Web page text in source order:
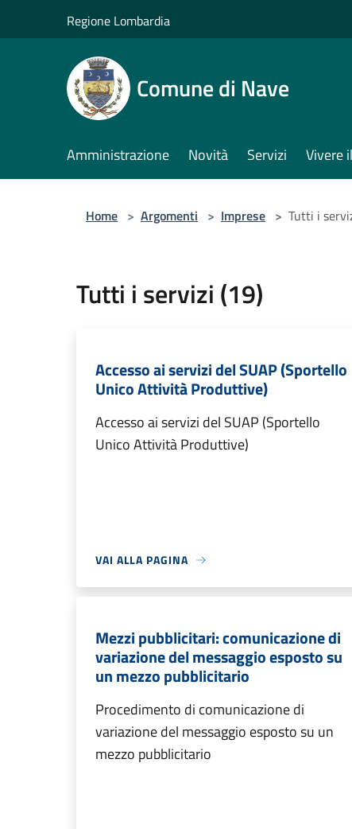
Regione Lombardia
Comune di Nave
Amministrazione Novità Servizi Vivere
Home > Argomenti > Imprese > Tutti i
Tutti i servizi (19)
Accesso ai servizi del SUAP (Sportello
Unico Attività Produttive)
Accesso ai servizi del SUAP (Sportello
Unico Attività Produttive)
VAI ALLA PAGINA
Mezzi pubblicitari: comunicazione di
variazione del messaggio esposto su
un mezzo pubblicitario
Procedimento di comunicazione di
variazione del messaggio esposto su un
mezzo pubblicitario